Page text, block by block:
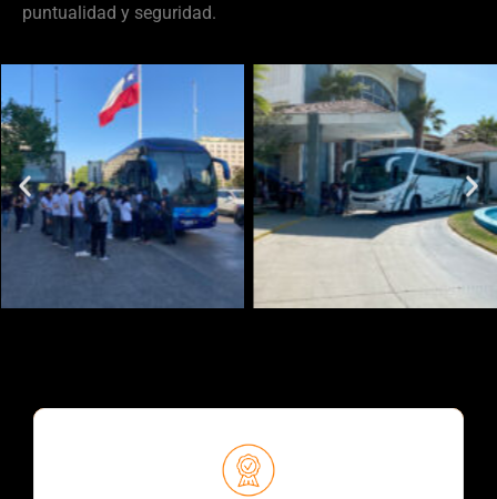
puntualidad y seguridad.